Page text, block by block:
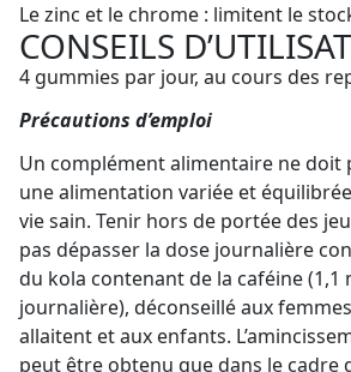
Le zinc et le chrome : limitent le
CONSEILS
4 gummies par jour, au cours des
Précautions d’emploi
Un complément alimentaire ne doit
une alimentation variée et
vie sain. Tenir hors de portée des
pas dépasser la dose journalière
du kola contenant de la caféine (1,1
journalière), déconseillé aux
allaitent et aux enfants.
peut être obtenu que dans le cadre